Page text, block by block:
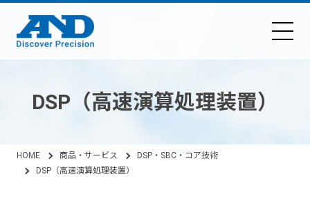
DSP（高速演算処理装置）
HOME 商品・サービス
DSP・SBC・コア技術
DSP（高速演算処理装置）